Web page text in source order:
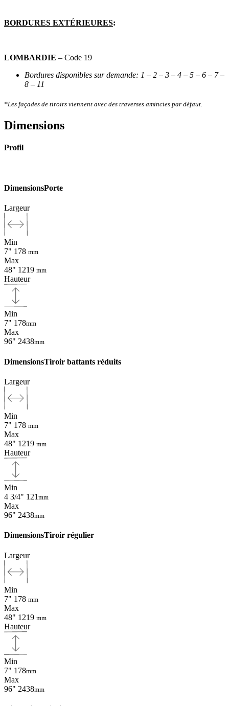
BORDURES EXTÉRIEURES:
LOMBARDIE – Code 19
Bordures disponibles sur demande: 1 – 2 – 3 – 4 – 5 – 6 – 7 –
8 – 11
*Les façades de tiroirs viennent avec des traverses amincies par défaut.
Dimensions
Profil
DimensionsPorte
Largeur
Min
7" 178 mm
Max
48" 1219 mm
Hauteur
Min
7" 178mm
Max
96" 2438mm
DimensionsTiroir battants réduits
Largeur
Min
7" 178 mm
Max
48" 1219 mm
Hauteur
Min
4 3/4" 121 mm
Max
96" 2438mm
DimensionsTiroir régulier
Largeur
Min
7" 178 mm
Max
48" 1219 mm
Hauteur
Min
7" 178mm
Max
96" 2438mm